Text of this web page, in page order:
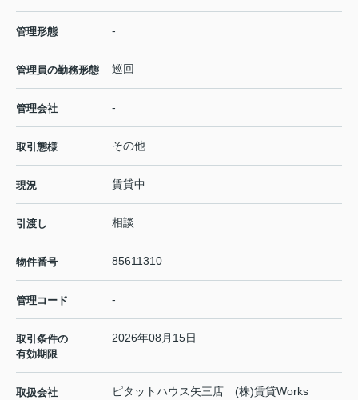
管理形態 -
管理員の勤務形態 巡回
管理会社 -
取引態様 その他
現況 賃貸中
引渡し 相談
物件番号 85611310
管理コード -
取引条件の
有効期限
2026年08月15日
取扱会社
ピタットハウス矢三店 (株)賃貸Works